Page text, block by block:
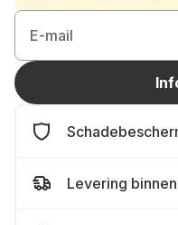
E-mail
Levering